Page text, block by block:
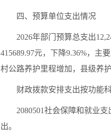
四、预算单位支出情况
2026年部门预算总支出
415689.97元，下降9.36%，主
村公路养护里程增加，县级养
财政拨款安排支出按功能
2080501社会保障和就业
出。